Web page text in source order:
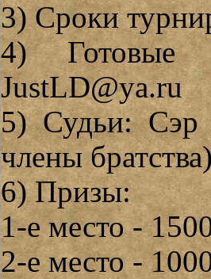
3) Сроки
4) Готовые
JustLD@ya.ru
5) Судьи: Сэр
члены
6) Призы:
1-е место -
2-е место -